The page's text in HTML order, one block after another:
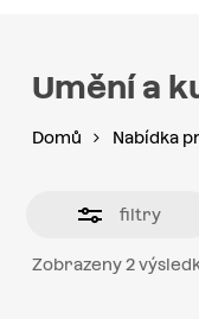
Umění a
Domů Nabídka
filtry
Zobrazeny 2